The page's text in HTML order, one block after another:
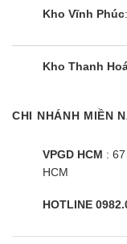
Với công nghệ
lên đến 90%
LG
Máy giặt sấy
thêm đồ
không cần mất
Kho Vĩnh Phúc
Kho Thanh
CHI NHÁNH MIỀN
VPGD HCM :
HCM
HOTLINE